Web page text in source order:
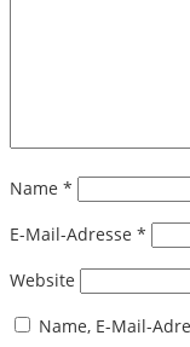
Name *
E-Mail-Adresse *
Website
Name, E-Mail-